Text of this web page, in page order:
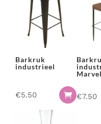
Barkruk
industrieel
€5.50  €7.50